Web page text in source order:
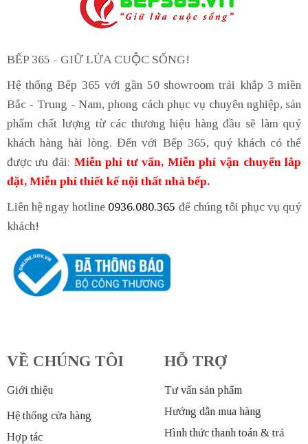
BẾP 365 - GIỮ LỬA CUỘC SỐNG!
Hệ thống Bếp 365 với gần 50 showroom trải khắp 3 miền
Bắc - Trung - Nam, phong cách phục vụ chuyên nghiệp, sản
phẩm chất lượng từ các thương hiệu hàng đầu sẽ làm quý
khách hàng hài lòng. Đến với Bếp 365, quý khách có thể
được ưu đãi: Miễn phí tư vấn, Miễn phí vận chuyển lắp
đặt, Miễn phí thiết kế nội thất nhà bếp.
Liên hệ ngay hotline 0936.080.365 để chúng tôi phục vụ quý
khách!
VỀ CHÚNG TÔI
Giới thiệu
Hệ thống cửa hàng
Hợp tác
HỖ TRỢ
Tư vấn sản phẩm
Hướng dẫn mua hàng
Hình thức thanh toán & trả